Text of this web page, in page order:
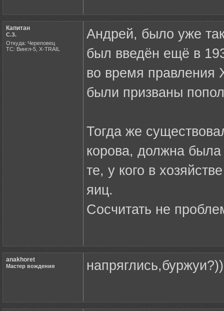
Капитан
С.З.
Откуда: Череповец
ТС: Вингл-5, X-TRAIL
Андрей, было уже
был введён ещё в
во время правления
были призваны
Тогда же
корова, должна
те, у кого в
яиц.
Сосчитать не
anakhoret
Мастер вождения напряглись,буржуи?))